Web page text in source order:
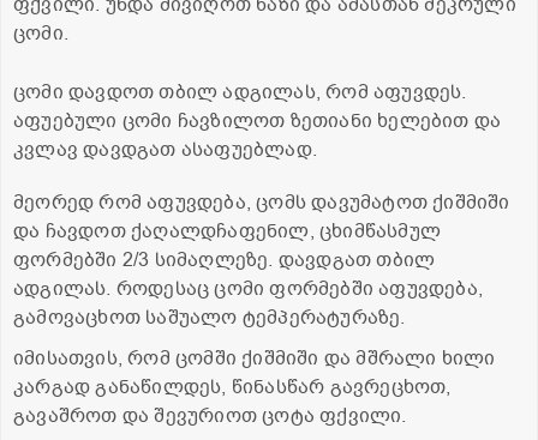
ცომი.
ცომი დავდოთ თბილ ადგილას, რომ აფუვდეს.
აფუებული ცომი ჩავზილოთ ზეთიანი ხელებით და
კვლავ დავდგათ ასაფუებლად.
მეორედ რომ აფუვდება, ცომს დავუმატოთ ქიშმიში
და ჩავდოთ ქაღალდჩაფენილ, ცხიმწასმულ
ფორმებში 2/3 სიმაღლეზე. დავდგათ თბილ
ადგილას. როდესაც ცომი ფორმებში აფუვდება,
გამოვაცხოთ საშუალო ტემპერატურაზე.
იმისათვის, რომ ცომში ქიშმიში და მშრალი ხილი
კარგად განაწილდეს, წინასწარ გავრეცხოთ,
გავაშროთ და შევურიოთ ცოტა ფქვილი.